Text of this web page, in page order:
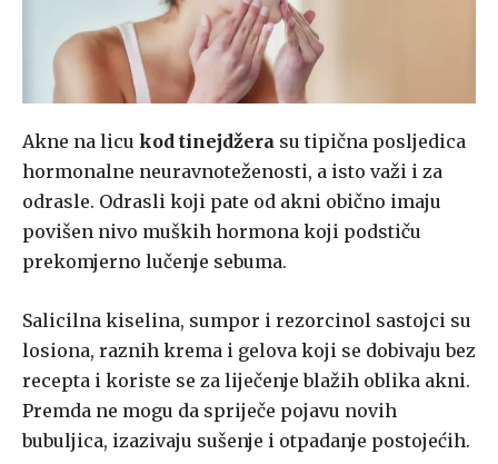
Akne na licu kod tinejdžera su tipična posljedica
hormonalne neuravnoteženosti, a isto važi i za
odrasle. Odrasli koji pate od akni obično imaju
povišen nivo muških hormona koji podstiču
prekomjerno lučenje sebuma.
Salicilna kiselina, sumpor i rezorcinol sastojci su
losiona, raznih krema i gelova koji se dobivaju bez
recepta i koriste se za liječenje blažih oblika akni.
Premda ne mogu da spriječe pojavu novih
bubuljica, izazivaju sušenje i otpadanje postojećih.